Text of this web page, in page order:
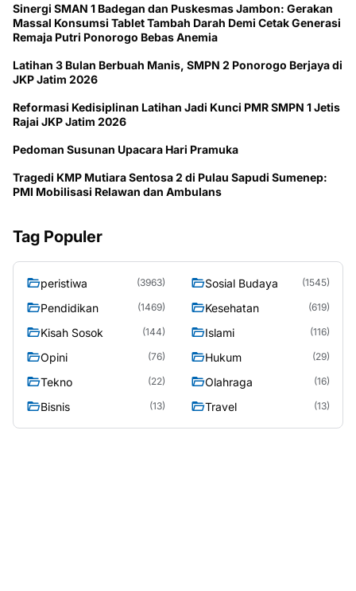
Sinergi SMAN 1 Badegan dan Puskesmas Jambon: Gerakan
Massal Konsumsi Tablet Tambah Darah Demi Cetak Generasi
Remaja Putri Ponorogo Bebas Anemia
Latihan 3 Bulan Berbuah Manis, SMPN 2 Ponorogo Berjaya di
JKP Jatim 2026
Reformasi Kedisiplinan Latihan Jadi Kunci PMR SMPN 1 Jetis
Rajai JKP Jatim 2026
Pedoman Susunan Upacara Hari Pramuka
Tragedi KMP Mutiara Sentosa 2 di Pulau Sapudi Sumenep:
PMI Mobilisasi Relawan dan Ambulans
Tag Populer
peristiwa (3963) Sosial Budaya (1545)
Pendidikan (1469) Kesehatan (619)
Kisah Sosok (144) Islami (116)
Opini (76) Hukum (29)
Tekno (22) Olahraga (16)
Bisnis (13) Travel (13)